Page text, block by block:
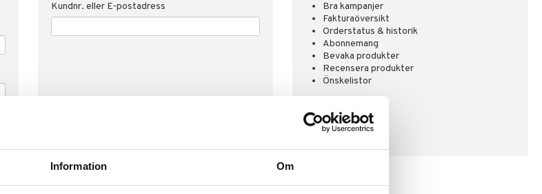
Information Om
Kundnr. eller E-postadress
Bra kampanjer
Fakturaöversikt
Orderstatus & historik
Abonnemang
Bevaka produkter
Recensera produkter
Önskelistor
SKAPA KUND